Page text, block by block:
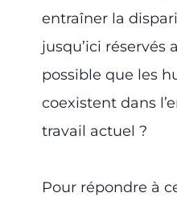
entraîner la
jusqu’ici réservés
possible que les
coexistent dans
travail actuel ?
Pour répondre à